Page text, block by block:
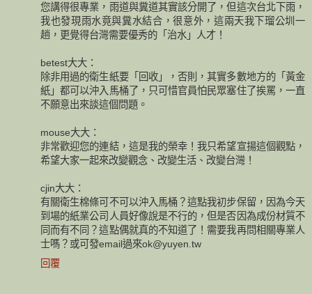
您講得很專業，雨道與糞道其實該分開了，但這次台北下雨，
我也發現雨水竟與糞水結合，很意外，這兩天我下瑠公圳一
趟，更覺得台灣需要優秀的「治水」人才！
betest大大：
除非用過的衛生紙要「回收」，否則，其實多數地方的「黃金
紙」都可以沖入馬桶了，只可惜官員怕民眾塞住了挨罵，一直
不願意出來談這個問題。
mouse大大：
非常歡迎您的連結，這是我的榮幸！我只希望宣揚這個觀點，
希望大家一起來改變觀念、改變生活、改變台灣！
cjin大大：
有關衛生棉條可不可以沖入馬桶？這點我初步保留，因為今天
到場的紙業公司人員好像說是不行的，但是否因為成份材質不
同而有不同？這點偶就真的不知道了！需要我再問相關專業人
士嗎？或可發email過來ok@yuyen.tw
回覆